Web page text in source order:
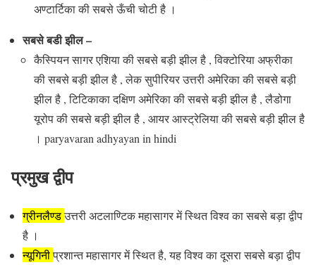
अण्टार्टिका की सबसे ऊँची चोटी है ।
सबसे बडी झील –
कैस्पियन सागर एशिया की सबसे बड़ी झील है , विक्टोरिया अफ्रीका
की सबसे बड़ी झील है , लेक सुपीरियर उत्तरी अमेरिका की सबसे बड़ी
झील है , टिटिकाका दक्षिण अमेरिका की सबसे बड़ी झील है , लैडोगा
यूरोप की सबसे बड़ी झील है , आयर आस्ट्रेलिया की सबसे बड़ी झील है
। paryavaran adhyayan in hindi
प्रमुख द्वीप
ग्रीनलैण्डउत्तरी अटलाण्टिक महासागर में स्थित विश्व का सबसे बड़ा द्वीप
है ।
न्यूगिनीप्रशान्त महासागर में स्थित है, यह विश्व का दूसरा सबसे बड़ा द्वीप